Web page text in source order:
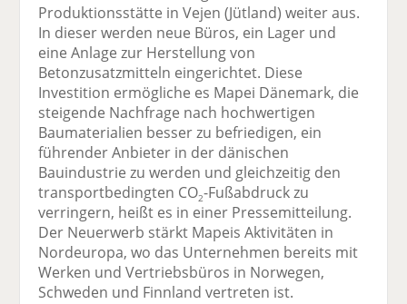
e
b
o
o
k
te
il
e
n
n k
e
n
te
il
e
n
ai
l
er
se
n
n
Produktionsstätte in Vejen (Jütland) weiter aus.
In dieser werden neue Büros, ein Lager und
eine Anlage zur Herstellung von
Betonzusatzmitteln eingerichtet. Diese
Investition ermögliche es Mapei Dänemark, die
steigende Nachfrage nach hochwertigen
Baumaterialien besser zu befriedigen, ein
führender Anbieter in der dänischen
Bauindustrie zu werden und gleichzeitig den
transportbedingten CO2-Fußabdruck zu
verringern, heißt es in einer Pressemitteilung.
Der Neuerwerb stärkt Mapeis Aktivitäten in
Nordeuropa, wo das Unternehmen bereits mit
Werken und Vertriebsbüros in Norwegen,
Schweden und Finnland vertreten ist.